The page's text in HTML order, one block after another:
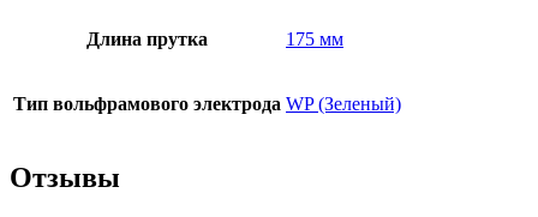
Длина прутка 175 мм
Тип вольфрамового электрода WP (Зеленый)
Отзывы